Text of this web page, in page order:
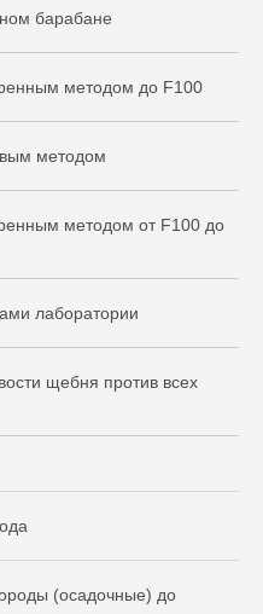
барабане
методом до F100
методом
методом от F100 до
лаборатории
щебня против всех
(осадочные) до